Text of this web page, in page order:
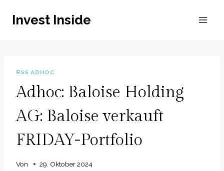
InhaltInvest Inside
RSS ADHOC
Adhoc: Baloise Holding
AG: Baloise verkauft
FRIDAY-Portfolio
Von 29. Oktober 2024